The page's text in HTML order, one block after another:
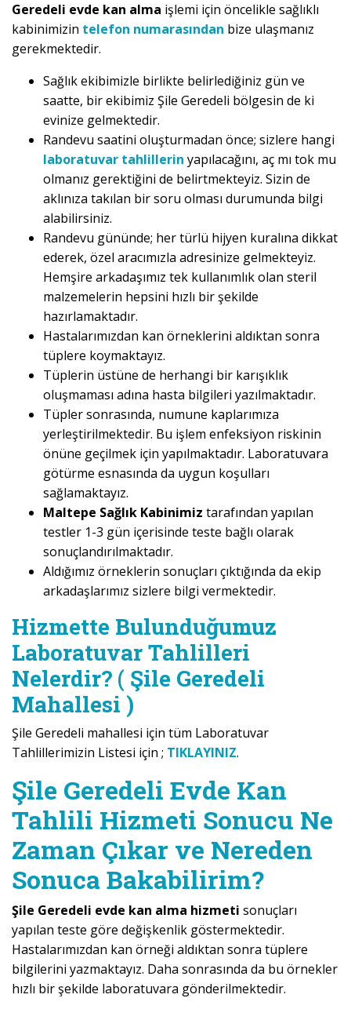
Geredeli evde kan alma işlemi için öncelikle sağlıklı
kabinimizin telefon numarasından bize ulaşmanız
gerekmektedir.
Sağlık ekibimizle birlikte belirlediğiniz gün ve
saatte, bir ekibimiz Şile Geredeli bölgesin de ki
evinize gelmektedir.
Randevu saatini oluşturmadan önce; sizlere hangi
laboratuvar tahlillerin yapılacağını, aç mı tok mu
olmanız gerektiğini de belirtmekteyiz. Sizin de
aklınıza takılan bir soru olması durumunda bilgi
alabilirsiniz.
Randevu gününde; her türlü hijyen kuralına dikkat
ederek, özel aracımızla adresinize gelmekteyiz.
Hemşire arkadaşımız tek kullanımlık olan steril
malzemelerin hepsini hızlı bir şekilde
hazırlamaktadır.
Hastalarımızdan kan örneklerini aldıktan sonra
tüplere koymaktayız.
Tüplerin üstüne de herhangi bir karışıklık
oluşmaması adına hasta bilgileri yazılmaktadır.
Tüpler sonrasında, numune kaplarımıza
yerleştirilmektedir. Bu işlem enfeksiyon riskinin
önüne geçilmek için yapılmaktadır. Laboratuvara
götürme esnasında da uygun koşulları
sağlamaktayız.
Maltepe Sağlık Kabinimiz tarafından yapılan
testler 1-3 gün içerisinde teste bağlı olarak
sonuçlandırılmaktadır.
Aldığımız örneklerin sonuçları çıktığında da ekip
arkadaşlarımız sizlere bilgi vermektedir.
Hizmette Bulunduğumuz
Laboratuvar Tahlilleri
Nelerdir? ( Şile Geredeli
Mahallesi )
Şile Geredeli mahallesi için tüm Laboratuvar
Tahlillerimizin Listesi için ; TIKLAYINIZ.
Şile Geredeli Evde Kan
Tahlili Hizmeti Sonucu Ne
Zaman Çıkar ve Nereden
Sonuca Bakabilirim?
Şile Geredeli evde kan alma hizmeti sonuçları
yapılan teste göre değişkenlik göstermektedir.
Hastalarımızdan kan örneği aldıktan sonra tüplere
bilgilerini yazmaktayız. Daha sonrasında da bu örnekler
hızlı bir şekilde laboratuvara gönderilmektedir.